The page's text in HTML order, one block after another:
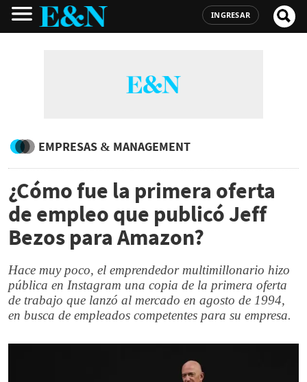
INGRESAR
EMPRESAS & MANAGEMENT
¿Cómo fue la primera oferta
de empleo que publicó Jeff
Bezos para Amazon?
Hace muy poco, el emprendedor multimillonario hizo
pública en Instagram una copia de la primera oferta
de trabajo que lanzó al mercado en agosto de 1994,
en busca de empleados competentes para su empresa.